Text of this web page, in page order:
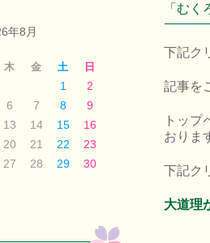
年8月
木 金 土 日
1
2
6 7 8
9
13 14 15
16
20 21 22
23
27 28 29
30
「む
下記ク
記事を
トッ
おりま
下記ク
大道理